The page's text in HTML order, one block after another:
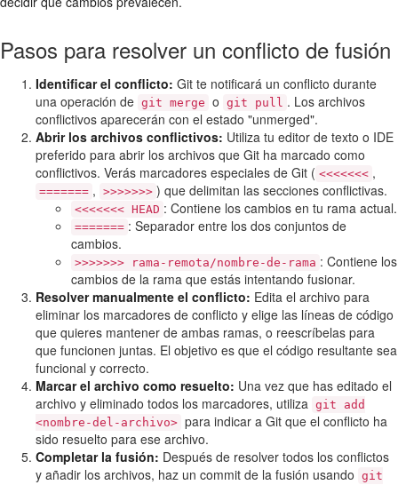
Pasos para resolver un conflicto de fusión
Identificar el conflicto: Git te notificará un conflicto durante
una operación de git merge o git pull . Los archivos
conflictivos aparecerán con el estado "unmerged".
Abrir los archivos conflictivos: Utiliza tu editor de texto o IDE
preferido para abrir los archivos que Git ha marcado como
conflictivos. Verás marcadores especiales de Git ( <<<<<<< ,
======= , >>>>>>> ) que delimitan las secciones conflictivas.
<<<<<<< HEAD : Contiene los cambios en tu rama actual.
======= : Separador entre los dos conjuntos de
cambios.
>>>>>>> rama-remota/nombre-de-rama : Contiene los
cambios de la rama que estás intentando fusionar.
Resolver manualmente el conflicto: Edita el archivo para
eliminar los marcadores de conflicto y elige las líneas de código
que quieres mantener de ambas ramas, o reescríbelas para
que funcionen juntas. El objetivo es que el código resultante sea
funcional y correcto.
Marcar el archivo como resuelto: Una vez que has editado el
archivo y eliminado todos los marcadores, utiliza git add
<nombre-del-archivo> para indicar a Git que el conflicto ha
sido resuelto para ese archivo.
Completar la fusión: Después de resolver todos los conflictos
y añadir los archivos, haz un commit de la fusión usando git